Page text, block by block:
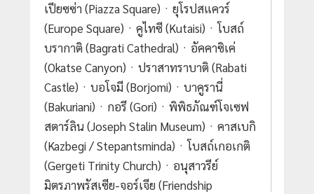
เปียซซ่า (Piazza Square)ㆍยุโรปสแควร์
(Europe Square)ㆍคูไทซี (Kutaisi)ㆍโบสถ์
บรากาติ (Bagrati Cathedral)ㆍอัคคาซิเค่
(Okatse Canyon)ㆍปราสาทราบาติ (Rabati
Castle)ㆍบอโจมี (Borjomi)ㆍบาคูรานี่
(Bakuriani)ㆍกอรี (Gori)ㆍพิพิธภัณฑ์โจเซฟ
สตาร์ลิน (Joseph Stalin Museum)ㆍคาสเบกิ
(Kazbegi / Stepantsminda)ㆍโบสถ์เกอเกติ
(Gergeti Trinity Church)ㆍอนุสาวรีย์
มิตรภาพรัสเซีย-จอร์เจีย (Friendship